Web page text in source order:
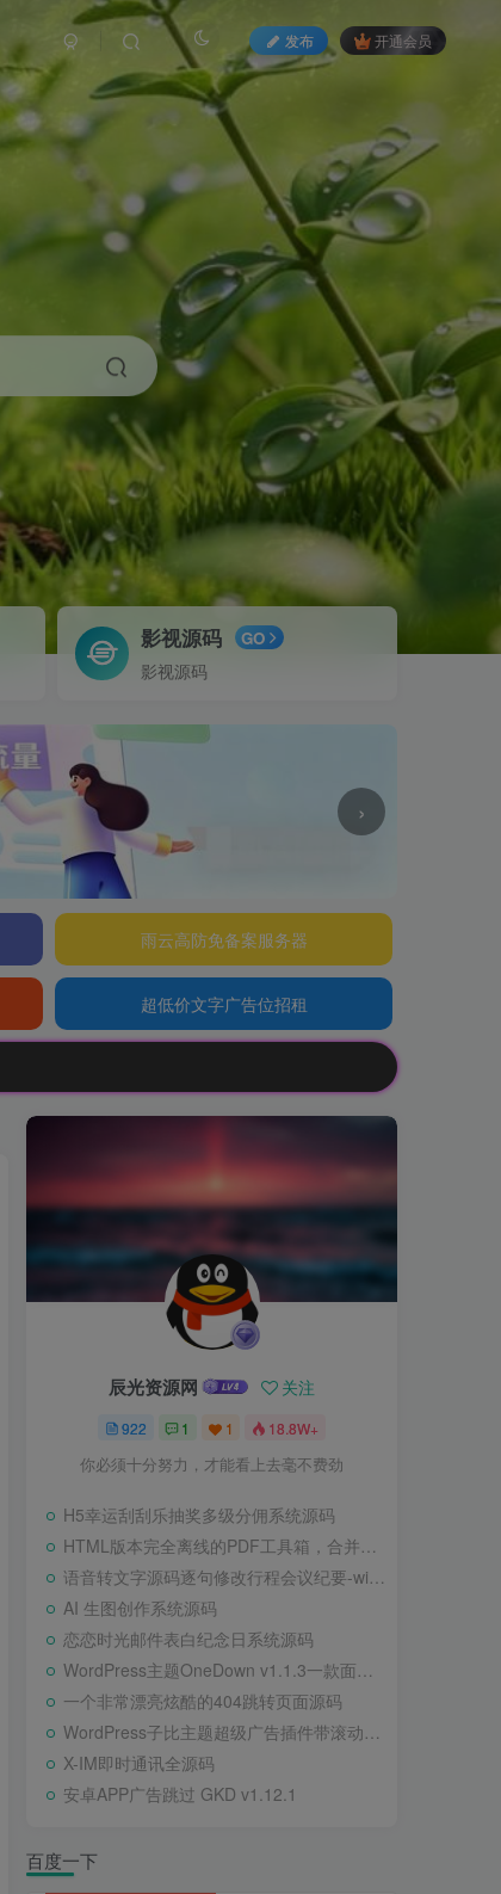
发布 开通会员
影视源码 GO
影视源码
›
雨云高防免备案服务器
超低价文字广告位招租
辰光资源网 关注
922 1 1 18.8W+
你必须十分努力，才能看上去毫不费劲
H5幸运刮刮乐抽奖多级分佣系统源码
HTML版本完全离线的PDF工具箱，合并、拆分、旋转、删除、PDF转图片、图片转PDF
语音转文字源码逐句修改行程会议纪要-wisper版本
AI 生图创作系统源码
恋恋时光邮件表白纪念日系统源码
WordPress主题OneDown v1.1.3一款面向个人站长的资源下载、技术教程、内容资讯类站点的 WordPress 主题
一个非常漂亮炫酷的404跳转页面源码
WordPress子比主题超级广告插件带滚动公告
X-IM即时通讯全源码
安卓APP广告跳过 GKD v1.12.1
百度一下